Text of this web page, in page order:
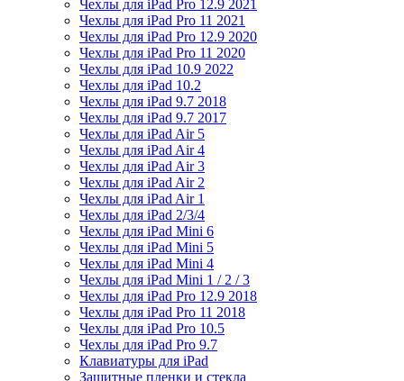
Чехлы для iPad Pro 12.9 2021
Чехлы для iPad Pro 11 2021
Чехлы для iPad Pro 12.9 2020
Чехлы для iPad Pro 11 2020
Чехлы для iPad 10.9 2022
Чехлы для iPad 10.2
Чехлы для iPad 9.7 2018
Чехлы для iPad 9.7 2017
Чехлы для iPad Air 5
Чехлы для iPad Air 4
Чехлы для iPad Air 3
Чехлы для iPad Air 2
Чехлы для iPad Air 1
Чехлы для iPad 2/3/4
Чехлы для iPad Mini 6
Чехлы для iPad Mini 5
Чехлы для iPad Mini 4
Чехлы для iPad Mini 1 / 2 / 3
Чехлы для iPad Pro 12.9 2018
Чехлы для iPad Pro 11 2018
Чехлы для iPad Pro 10.5
Чехлы для iPad Pro 9.7
Клавиатуры для iPad
Защитные пленки и стекла